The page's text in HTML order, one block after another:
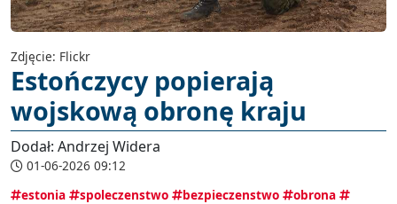
Zdjęcie: Flickr
Estończycy popierają
wojskową obronę kraju
Dodał: Andrzej Widera
01-06-2026 09:12
estonia
spoleczenstwo bezpieczenstwo
obrona